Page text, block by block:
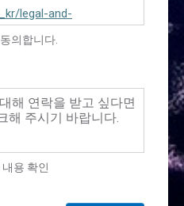
legal-and-
의합니다.
해 연락을 받고 싶다면
해 주시기 바랍니다.
용 확인